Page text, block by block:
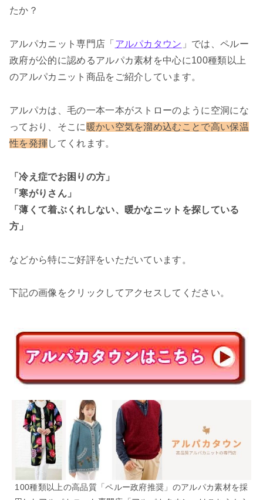
たか？
アルパカニット専門店「 アルパカタウン 」では、ペルー
政府が公的に認めるアルパカ素材を中心に100種類以上
のアルパカニット商品をご紹介しています。
アルパカは、毛の一本一本がストローのように空洞にな
っており、そこに 暖かい空気を溜め込むことで高い保温
性を発揮 してくれます。
「冷え症でお困りの方」
「寒がりさん」
「薄くて着ぶくれしない、暖かなニットを探している
方」
などから特にご好評をいただいています。
下記の画像をクリックしてアクセスしてください。
100種類以上の高品質「ペルー政府推奨」のアルパカ素材を採